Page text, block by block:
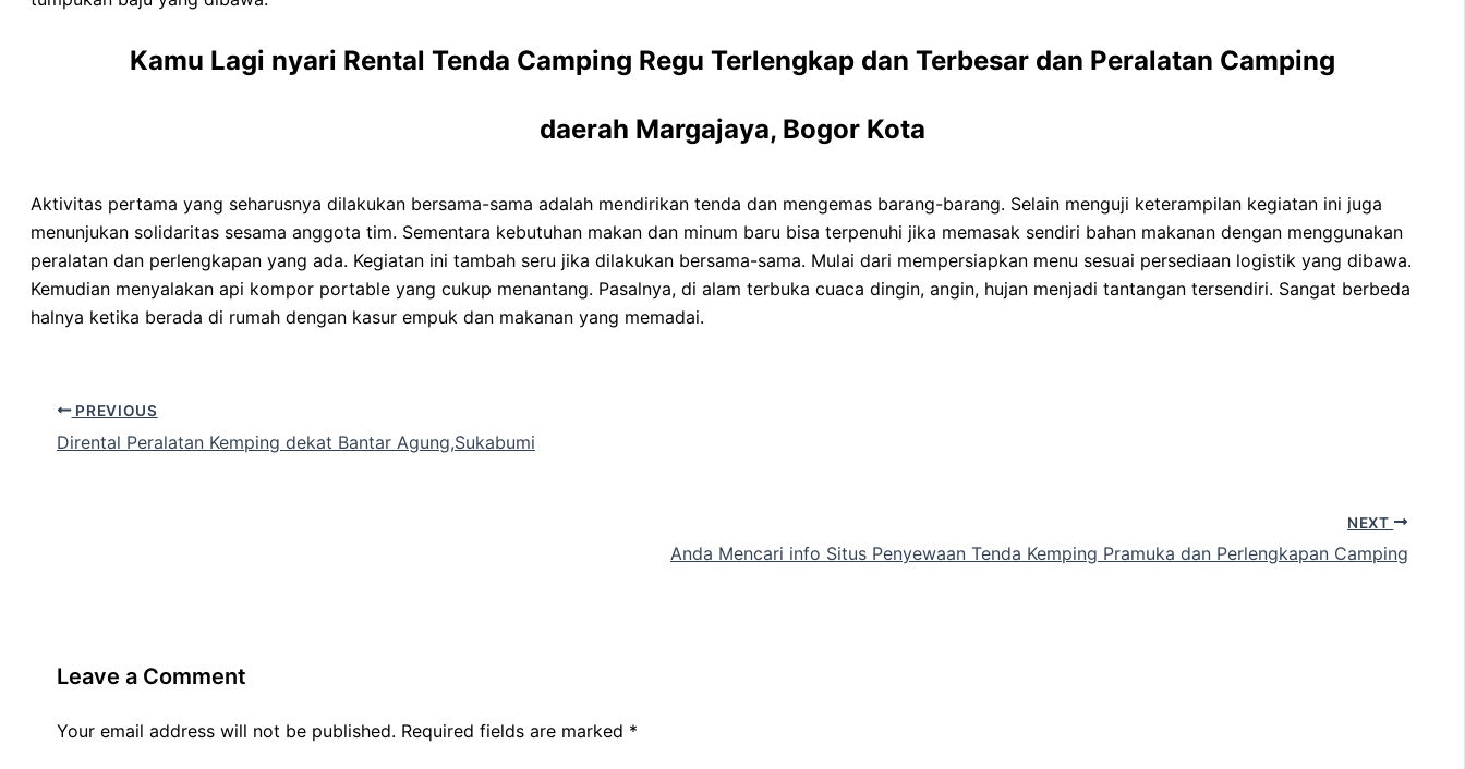
Kamu Lagi nyari Rental Tenda Camping Regu Terlengkap dan Terbesar dan Peralatan Camping
daerah Margajaya, Bogor Kota
Aktivitas pertama yang seharusnya dilakukan bersama-sama adalah mendirikan tenda dan mengemas barang-barang. Selain menguji keterampilan kegiatan ini juga
menunjukan solidaritas sesama anggota tim. Sementara kebutuhan makan dan minum baru bisa terpenuhi jika memasak sendiri bahan makanan dengan menggunakan
peralatan dan perlengkapan yang ada. Kegiatan ini tambah seru jika dilakukan bersama-sama. Mulai dari mempersiapkan menu sesuai persediaan logistik yang dibawa.
Kemudian menyalakan api kompor portable yang cukup menantang. Pasalnya, di alam terbuka cuaca dingin, angin, hujan menjadi tantangan tersendiri. Sangat berbeda
halnya ketika berada di rumah dengan kasur empuk dan makanan yang memadai.
PREVIOUS
Dirental Peralatan Kemping dekat Bantar Agung,Sukabumi
NEXT
Anda Mencari info Situs Penyewaan Tenda Kemping Pramuka dan Perlengkapan Camping
Leave a Comment
Your email address will not be published. Required fields are marked *